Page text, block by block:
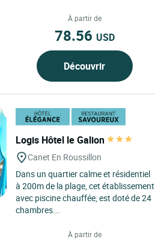
À partir de
78.56 USD
Découvrir
Logis Hôtel le Galion
Canet En Roussillon
Dans un quartier calme et résidentiel
à 200m de la plage, cet établissement
avec piscine chauffée, est doté de 24
chambres...
À partir de